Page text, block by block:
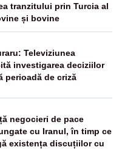
tranzitului prin Turcia al
și bovine
Televiziunea
investigarea deciziilor
perioadă de criză
negocieri de pace
cu Iranul, în timp ce
existența discuțiilor cu